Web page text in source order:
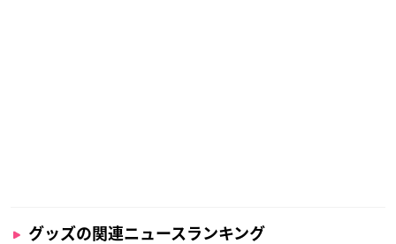
グッズの関連ニュースランキング